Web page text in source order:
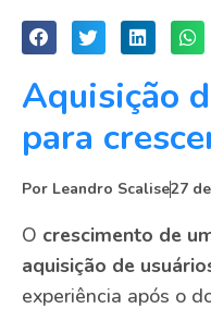
Aquisição
para
Por Leandro Scalise27
O crescimento de
aquisição de
experiência após o